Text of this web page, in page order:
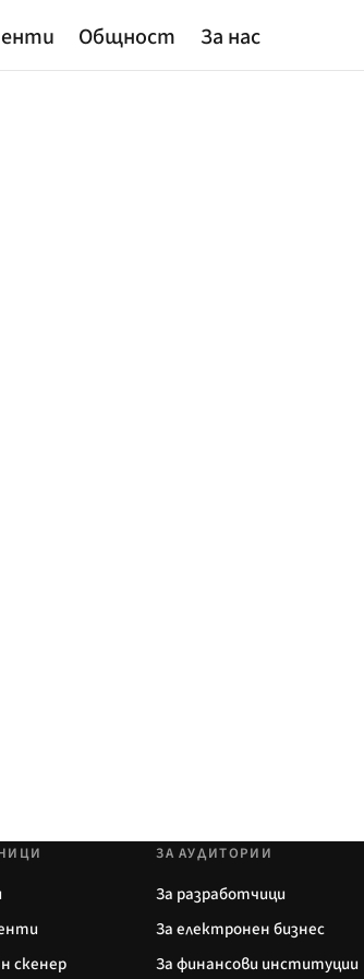
Общност За нас
скенер
ЗА АУДИТОРИИ
За разработчици
За електронен бизнес
За финансови институции